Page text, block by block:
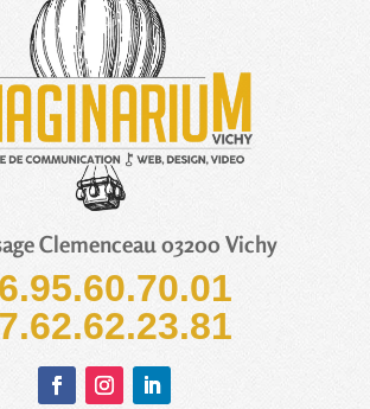
Clemenceau 03200 Vichy